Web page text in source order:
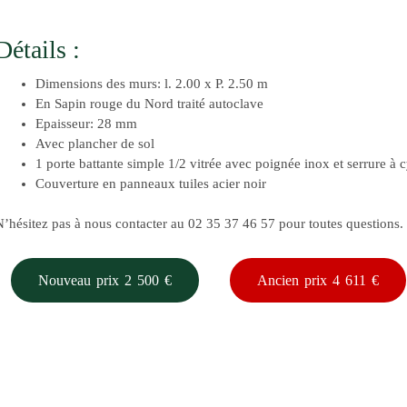
:
Dimensions des murs: l. 2.00 x P. 2.50 m
En Sapin rouge du Nord traité autoclave
Epaisseur: 28 mm
Avec plancher de sol
1 porte battante simple 1/2 vitrée avec poignée inox et serrure à
Couverture en panneaux tuiles acier noir
pas à nous contacter au 02 35 37 46 57 pour toutes questions.
Nouveau prix 2 500 € Ancien prix 4 611 €